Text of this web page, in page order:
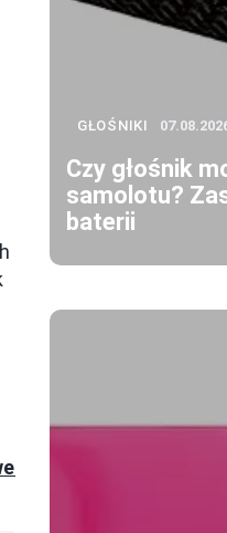
GŁOŚNIKI
Czy głośnik
samolotu?
baterii